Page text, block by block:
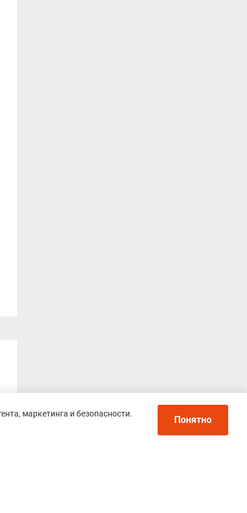
маркетинга и безопасности.
Понятно